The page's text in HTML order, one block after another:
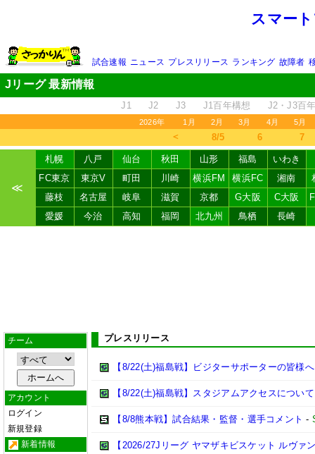
スマー
試合速報 ニュース プレスリリース ランキング 故障者
Jリーグ 最新情報
J1 J2 J3 J1百年構想 J2・J3百
2026年 1月 2月 3月 4月 5月
＜ 8/5 6 7
≪
札幌 八戸 仙台 秋田 山形 福島
いわき
FC東京
東京V 町田 川崎 横浜FM 横浜FC 湘南
藤枝
名古屋 岐阜 滋賀 京都 G大阪 C大阪
愛媛
今治 高知 福岡 北九州 鳥栖 長崎
チーム
アカウント
ログイン
新規登録
新着情報
プレスリリース
【8/22(土)福島戦】ビジターサポーターの皆様へ
【8/22(土)福島戦】スタジアムアクセスについて
【8/8熊本戦】試合結果・監督・選手コメント -
【2026/27Jリーグ ヤマザキビスケット ルヴ